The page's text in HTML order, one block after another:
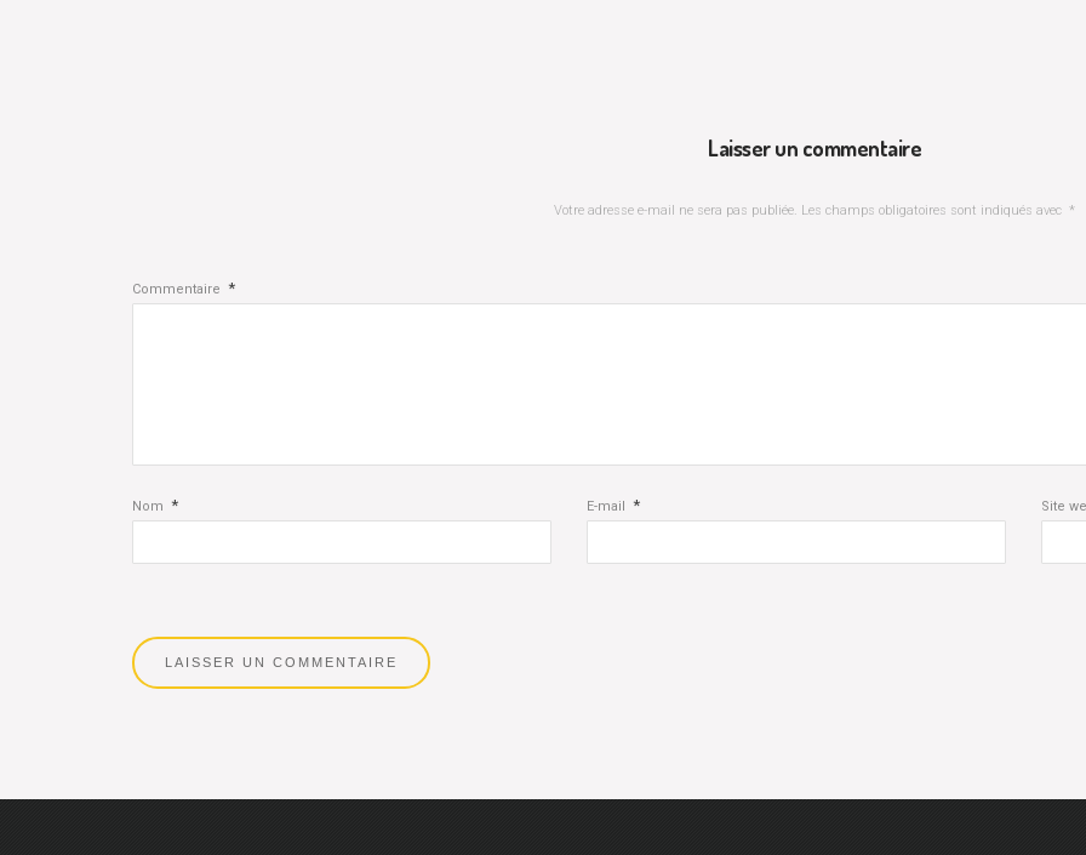
Laisser un commentaire
Votre adresse e-mail ne sera pas publiée. Les champs obligatoires sont indiqués avec *
Commentaire *
Nom * E-mail * Site